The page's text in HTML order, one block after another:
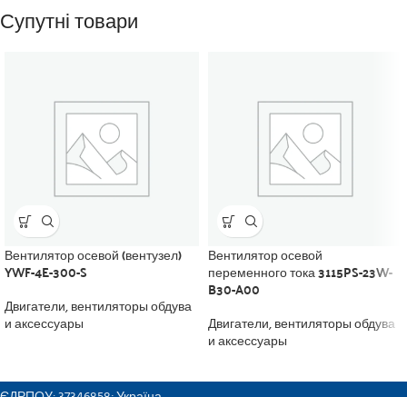
Супутні товари
Вентилятор осевой (вентузел)
YWF-4E-300-S
Двигатели, вентиляторы обдува
и аксессуары
Вентилятор осевой
переменного тока 3115PS-23W-
B30-A00
Двигатели, вентиляторы обдува
и аксессуары
ТОВ "ФІРМА КОНТРАГЕНТ"